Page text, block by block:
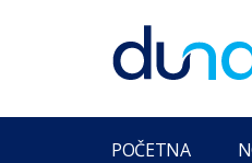
POČETNA